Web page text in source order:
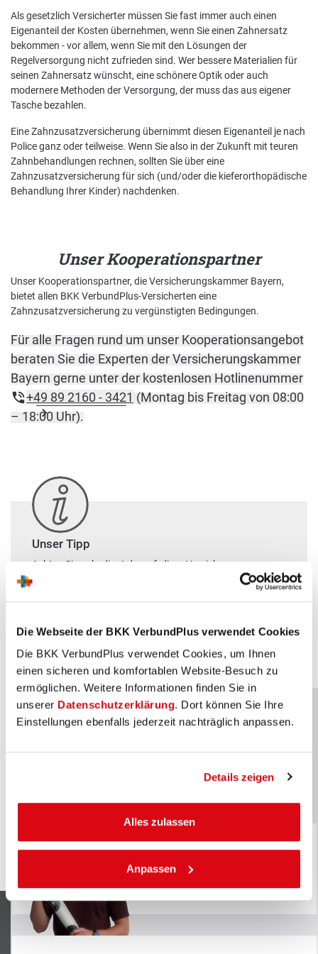
Die Webseite der BKK VerbundPlus verwendet Cookies
Die BKK VerbundPlus verwendet Cookies, um Ihnen
einen sicheren und komfortablen Website-Besuch zu
ermöglichen. Weitere Informationen finden Sie in
unserer Datenschutzerklärung. Dort können Sie Ihre
Einstellungen ebenfalls jederzeit nachträglich anpassen.
Details zeigen
Alles zulassen
Anpassen
Nachhaltigkeit bei der BKK VerbundPlus
Markenbotschafter
Presse
Als gesetzlich Versicherter müssen Sie fast immer auch einen
Eigenanteil der Kosten übernehmen, wenn Sie einen Zahnersatz
bekommen - vor allem, wenn Sie mit den Lösungen der
Regelversorgung nicht zufrieden sind. Wer bessere Materialien für
seinen Zahnersatz wünscht, eine schönere Optik oder auch
modernere Methoden der Versorgung, der muss das aus eigener
Tasche bezahlen.
Eine Zahnzusatzversicherung übernimmt diesen Eigenanteil je nach
Police ganz oder teilweise. Wenn Sie also in der Zukunft mit teuren
Zahnbehandlungen rechnen, sollten Sie über eine
Zahnzusatzversicherung für sich (und/oder die kieferorthopädische
Behandlung Ihrer Kinder) nachdenken.
Unser Kooperationspartner
Unser Kooperationspartner, die Versicherungskammer Bayern,
bietet allen BKK VerbundPlus-Versicherten eine
Zahnzusatzversicherung zu vergünstigten Bedingungen.
Für alle Fragen rund um unser Kooperationsangebot
beraten Sie die Experten der Versicherungskammer
Bayern gerne unter der kostenlosen Hotlinenummer
+49 89 2160 - 3421 (Montag bis Freitag von 08:00
– 18:00 Uhr).
Unser Tipp
Achten Sie unbedingt darauf, diese Versicherung
frühzeitig genug abzuschließen (auf jeden Fall vor
Unser Markenbotschafter: Justus
Strelow
(Olympia Medaillen-Gewinner im Biathlon)
Mein bester
Treffer: die BKK
VerbundPlus
x
Unser Markenbotschafter:
Justus Strelow
(Olympia Medaillen-Gewinner im Biathlon)